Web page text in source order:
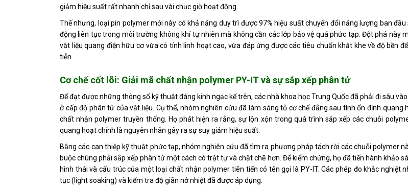
giảm hiệu suất rất nhanh chỉ sau vài chục giờ hoạt động.
Thế nhưng, loại pin polymer mới này có khả năng duy trì được 97% hiệu suất chuyển đổi năng lượng ban
động liên tục trong môi trường không khí tự nhiên mà không cần các lớp bảo vệ quá phức tạp. Đột phá này
vật liệu quang điện hữu cơ vừa có tính linh hoạt cao, vừa đáp ứng được các tiêu chuẩn khắt khe về độ bền
tiễn.
Cơ chế cốt lõi: Giải mã chất nhận polymer PY-IT và sự sắp xếp phân tử
Để đạt được những thông số kỹ thuật đáng kinh ngạc kể trên, các nhà khoa học Trung Quốc đã phải đi sâu
ở cấp độ phân tử của vật liệu. Cụ thể, nhóm nghiên cứu đã làm sáng tỏ cơ chế đằng sau tính ổn định quang
chất nhận polymer truyền thống. Họ phát hiện ra rằng, sự lộn xộn trong quá trình sắp xếp các chuỗi
quang hoạt chính là nguyên nhân gây ra sự suy giảm hiệu suất.
Bằng các can thiệp kỹ thuật phức tạp, nhóm nghiên cứu đã tìm ra phương pháp tách rời các chuỗi polymer
buộc chúng phải sắp xếp phân tử một cách có trật tự và chặt chẽ hơn. Để kiểm chứng, họ đã tiến hành khảo
hình thái và cấu trúc của một loại chất nhận polymer tiên tiến có tên gọi là PY-IT. Các phép đo khắc nghiệt
tục (light soaking) và kiểm tra độ giãn nở nhiệt đã được áp dụng.